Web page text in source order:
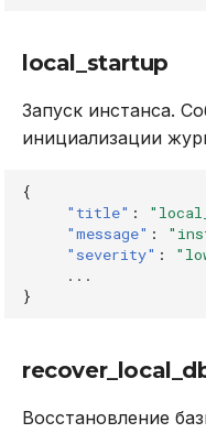
local_startup
Запуск инстанса.
инициализации
{
"title" :
"message" :
"severity" :
...
}
Восстановление